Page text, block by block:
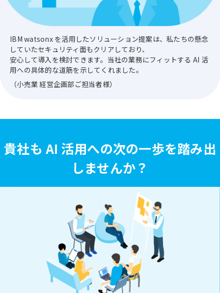
IBM watsonx を活用したソリューション提案は、私たちの懸念
していたセキュリティ面もクリアしており、
安心して導入を検討できます。当社の業務にフィットする AI 活
用への具体的な道筋を示してくれました。
（小売業 経営企画部ご担当者様）
貴社も AI 活用への次の一歩を踏み出
しませんか？